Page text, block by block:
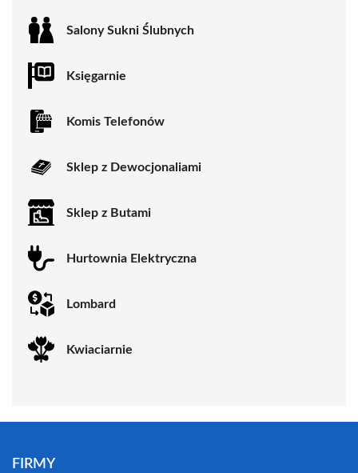
Salony Sukni Ślubnych
Księgarnie
Komis Telefonów
Sklep z Dewocjonaliami
Sklep z Butami
Hurtownia Elektryczna
Lombard
Kwiaciarnie
FIRMY